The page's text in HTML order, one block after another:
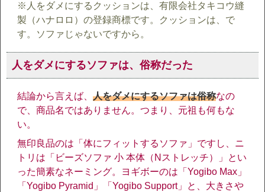
※人をダメにするクッションは、有限会社タキコウ縫
製（ハナロロ）の登録商標です。クッションは、で
す。ソファじゃないですから。
人をダメにするソファは、俗称だった
結論から言えば、 人をダメにするソファは俗称なの
で、商品名ではありません。つまり、元祖も何もな
い。
無印良品のは「体にフィットするソファ」ですし、ニ
トリは「ビーズソファ 小 本体（Nストレッチ）」とい
った簡素なネーミング。ヨギボーのは「Yogibo Max」
「Yogibo Pyramid」「Yogibo Support」と、大きさや